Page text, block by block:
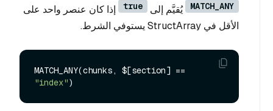
MATCH_ANY يُقيَّم إلى true
إذا كان عنصر واحد على
الأقل في StructArray يستوفي الشرط.
"index"